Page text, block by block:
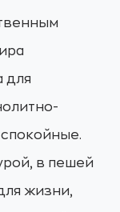
для
в пешей
жизни,